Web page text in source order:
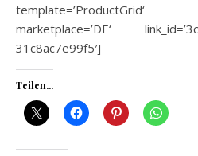
template=’ProductGrid‘
marketplace=’DE‘
31c8ac7e99f5′]
Teilen...